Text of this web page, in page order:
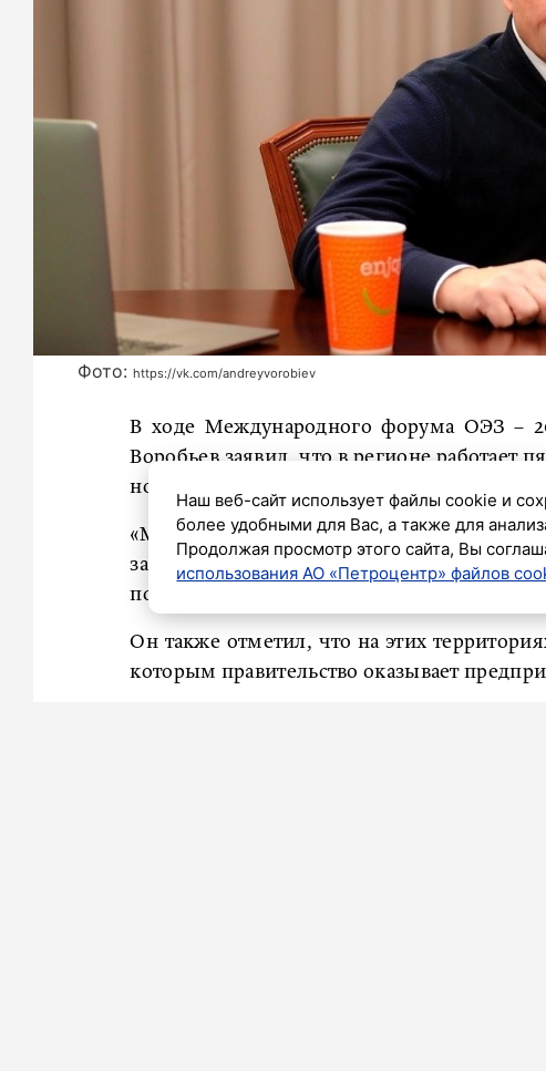
Фото: https://vk.com/andreyvorobiev
В ходе Международного форума ОЭЗ –
Воробьев заявил, что в регионе работает
новых производств. Об этом рассказал
«Может, кому-то покажется, что это
заполняются нашими партнерами. Мы
подчеркнул глава Подмосковья.
Он также отметил, что на этих
которым правительство оказывает
Наш веб-сайт использует файлы cookie и
более удобными для Вас, а также для
Продолжая просмотр этого сайта, Вы
использования АО «Петроцентр» файлов